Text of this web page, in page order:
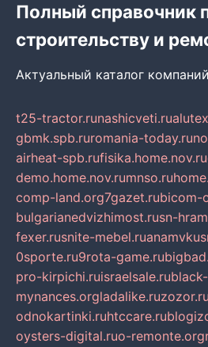
Полный справочник
строительству и
Актуальный каталог
t25-tractor.runashicveti.ru
gbmk.spb.ruromania-today.ru
airheat-spb.rufisika.home.nov.ru
demo.home.nov.rumnso.ru
comp-land.org7gazet.rubicom-
bulgarianedvizhimost.rusn-
fexer.rusnite-mebel.ru
0sporte.ru9rota-game.ru
pro-kirpichi.ruisraelsale.ru
mynances.orgladalike.ruzozor.ru
odnokartinki.ruhtccare.ru
oysters-digital.ruo-remonte.org